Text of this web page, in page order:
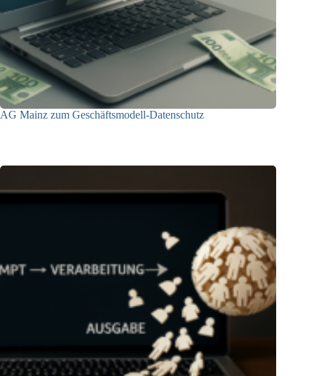
AG Mainz zum Geschäftsmodell-Datenschutz